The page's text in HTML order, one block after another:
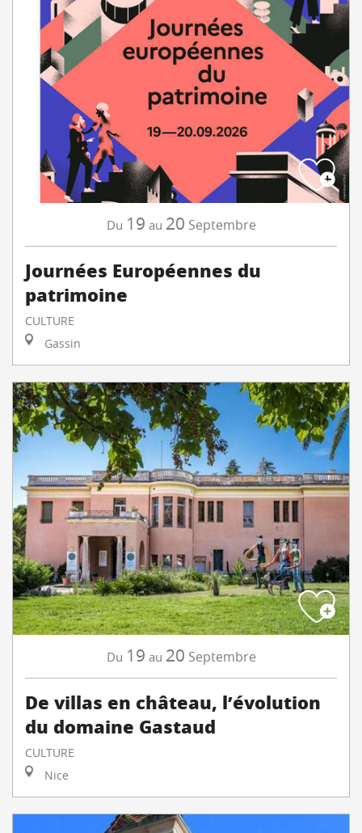
Du 19 au 20 Septembre
Journées Européennes du
patrimoine
CULTURE
Gassin
Du 19 au 20 Septembre
De villas en château, l’évolution
du domaine Gastaud
CULTURE
Nice